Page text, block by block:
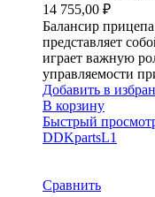
14 755,00 ₽
Балансир
представляет
играет важную
управляемости
Добавить в
В корзину
Быстрый
DDKpartsL1
Сравнить